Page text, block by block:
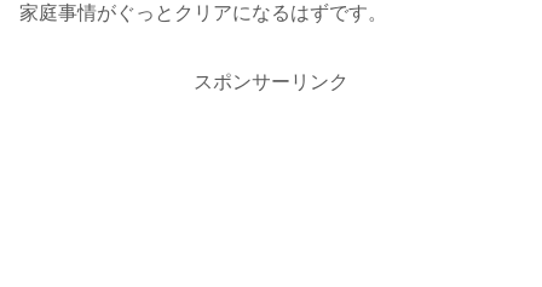
家庭事情がぐっとクリアになるはずです。
スポンサーリンク